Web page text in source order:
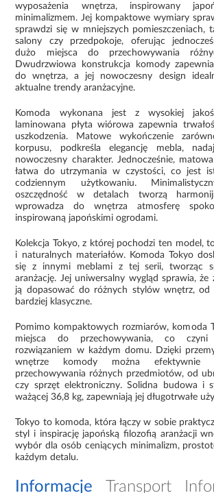
wyposażenia wnętrza, inspirowany
minimalizmem. Jej kompaktowe wymiary
sprawdzi się w mniejszych pomieszczeniach,
salony czy przedpokoje, oferując
dużo miejsca do przechowywania
Dwudrzwiowa konstrukcja komody
do wnętrza, a jej nowoczesny design
aktualne trendy aranżacyjne.
Komoda wykonana jest z wysokiej
laminowana płyta wiórowa zapewnia
uszkodzenia. Matowe wykończenie
korpusu, podkreśla elegancję mebla,
nowoczesny charakter. Jednocześnie,
łatwa do utrzymania w czystości, co jest
codziennym użytkowaniu.
oszczędność w detalach tworzą
wprowadza do wnętrza atmosferę
inspirowaną japońskimi ogrodami.
Kolekcja Tokyo, z której pochodzi ten model,
i naturalnych materiałów. Komoda Tokyo
się z innymi meblami z tej serii, tworząc
aranżację. Jej uniwersalny wygląd sprawia, że
ją dopasować do różnych stylów wnętrz, od
bardziej klasyczne.
Pomimo kompaktowych rozmiarów, komoda
miejsca do przechowywania, co czyni
rozwiązaniem w każdym domu. Dzięki
wnętrze komody można efektywnie
przechowywania różnych przedmiotów, od
czy sprzęt elektroniczny. Solidna budowa i
ważącej 36,8 kg, zapewniają jej długotrwałe
Tokyo to komoda, która łączy w sobie
styl i inspirację japońską filozofią aranżacji
wybór dla osób ceniących minimalizm,
każdym detalu.
Informacje Transport